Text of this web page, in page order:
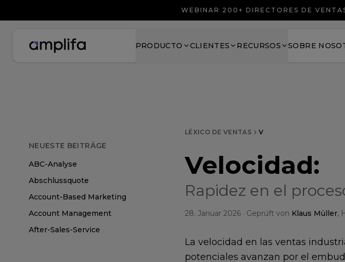
WEBINAR 200+ DIRECTORES DE
PRODUCTO CLIENTES RECURSOS SOBRE
NEUESTE BEITRÄGE
ABC-Analyse
Abschlussquote
Account-Based Marketing
Account Management
After-Sales-Service
LÉXICO DE VENTAS V
Velocidad:
Rapidez en el
28. Januar 2026 · Geprüft von Klaus Müller,
La velocidad en las ventas
potenciales avanzan por el